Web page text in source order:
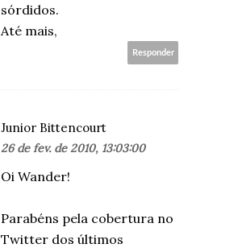
sórdidos.
Até mais,
Responder
Junior Bittencourt
26 de fev. de 2010, 13:03:00
Oi Wander!
Parabéns pela cobertura no
Twitter dos últimos